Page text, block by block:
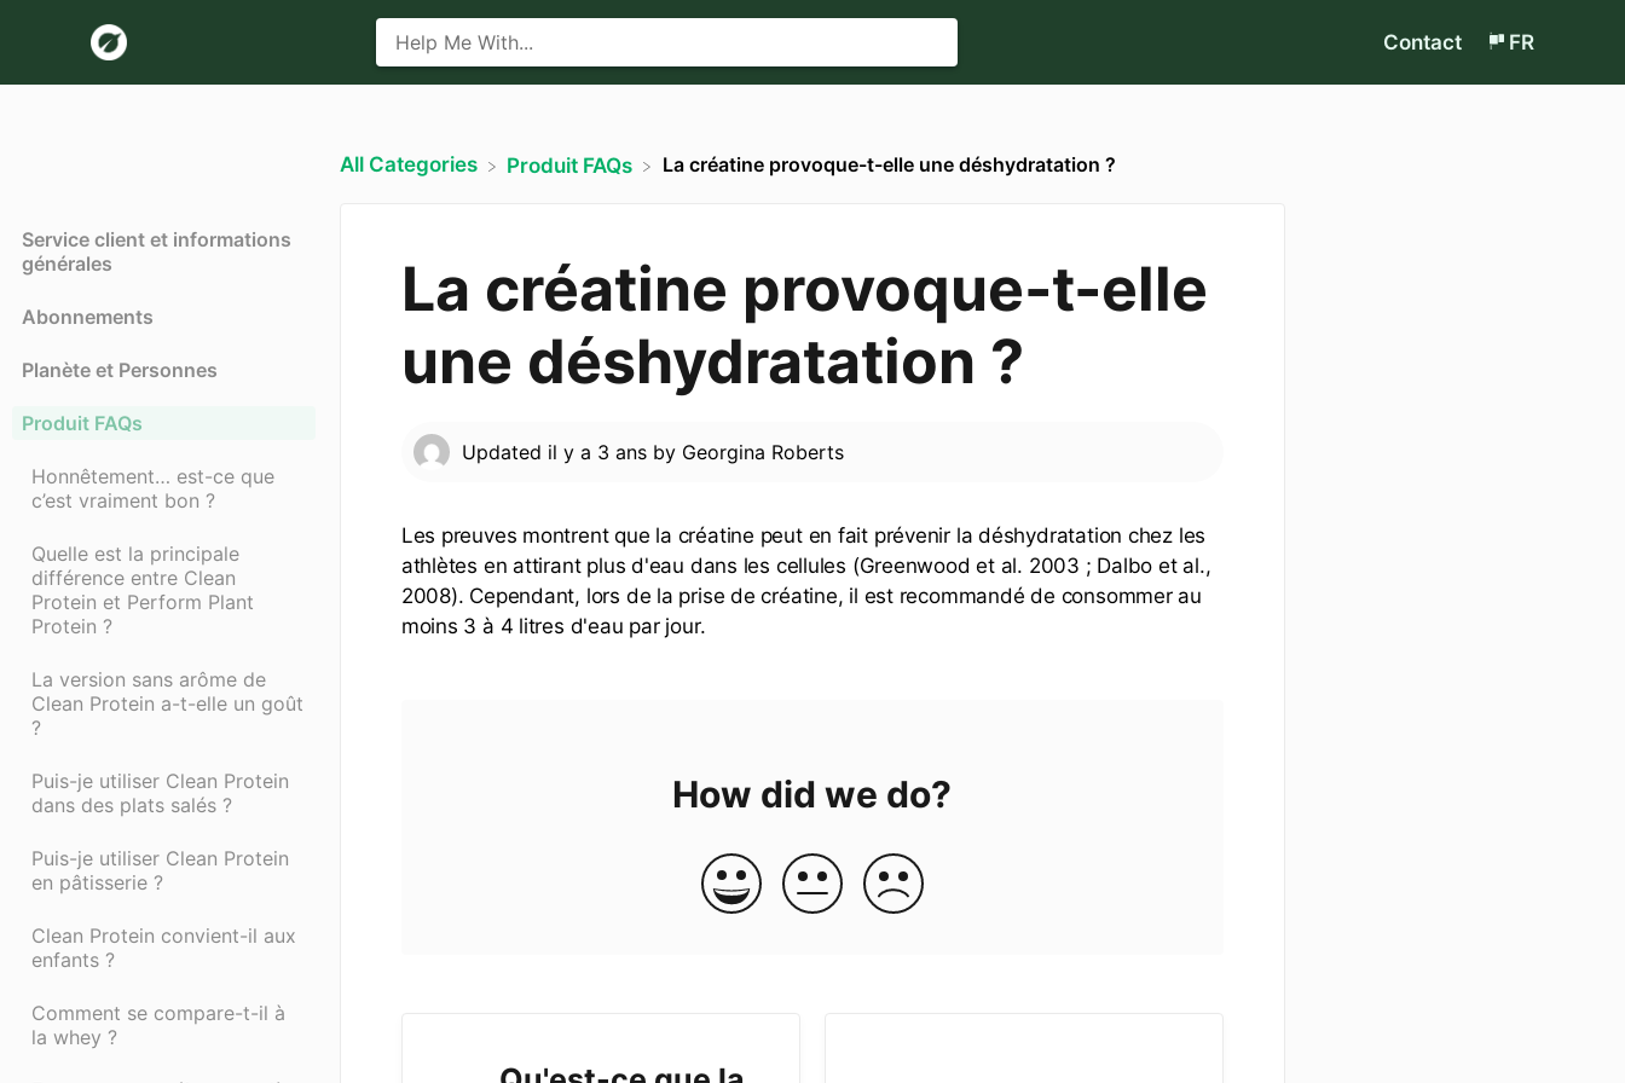
Contact FR
Service client et informations
générales
Abonnements
Planète et Personnes
Produit FAQs
Honnêtement… est-ce que
c’est vraiment bon ?
Quelle est la principale
différence entre Clean
Protein et Perform Plant
Protein ?
La version sans arôme de
Clean Protein a-t-elle un goût
?
Puis-je utiliser Clean Protein
dans des plats salés ?
Puis-je utiliser Clean Protein
en pâtisserie ?
Clean Protein convient-il aux
enfants ?
Comment se compare-t-il à
la whey ?
All Categories ​Produit FAQs La créatine provoque-t-elle une déshydratation ?
La créatine provoque-t-elle
une déshydratation ?
Updated il y a 3 ans by Georgina Roberts
Les preuves montrent que la créatine peut en fait prévenir la déshydratation chez les
athlètes en attirant plus d'eau dans les cellules (Greenwood et al. 2003 ; Dalbo et al.,
2008). Cependant, lors de la prise de créatine, il est recommandé de consommer au
moins 3 à 4 litres d'eau par jour.
How did we do?